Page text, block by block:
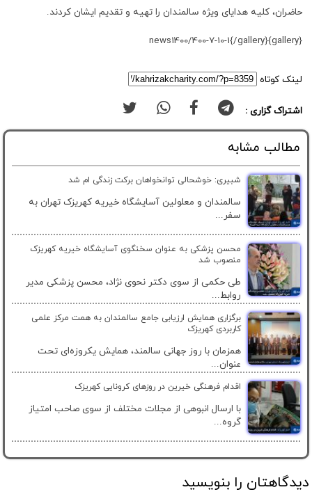
حاضران، کلیه هدایای ویژه سالمندان را تهیه و تقدیم ایشان کردند.
{gallery}news1400/400-7-10-1{/gallery}
لینک کوتاه
اشتراک گزاری :
مطالب مشابه
شبیری: خوشحالی توانخواهان برکت زندگی ام شد
سالمندان و معلولین آسایشگاه خیریه کهریزک تهران به
سفر...
محسن پزشکی به عنوان سخنگوی آسایشگاه خیریه کهریزک
منصوب شد
طی حکمی از سوی دکتر نحوی نژاد، محسن پزشکی مدیر
روابط...
برگزاری همایش ارزیابی جامع سالمندان به همت مرکز علمی
کاربردی کهریزک
همزمان با روز جهانی سالمند، همایش یکروزه‌ای تحت
عنوان...
اقدام فرهنگی خیرین در روزهای کرونایی کهریزک
با ارسال انبوهی از مجلات مختلف از سوی صاحب امتیاز
گروه...
دیدگاهتان را بنویسید